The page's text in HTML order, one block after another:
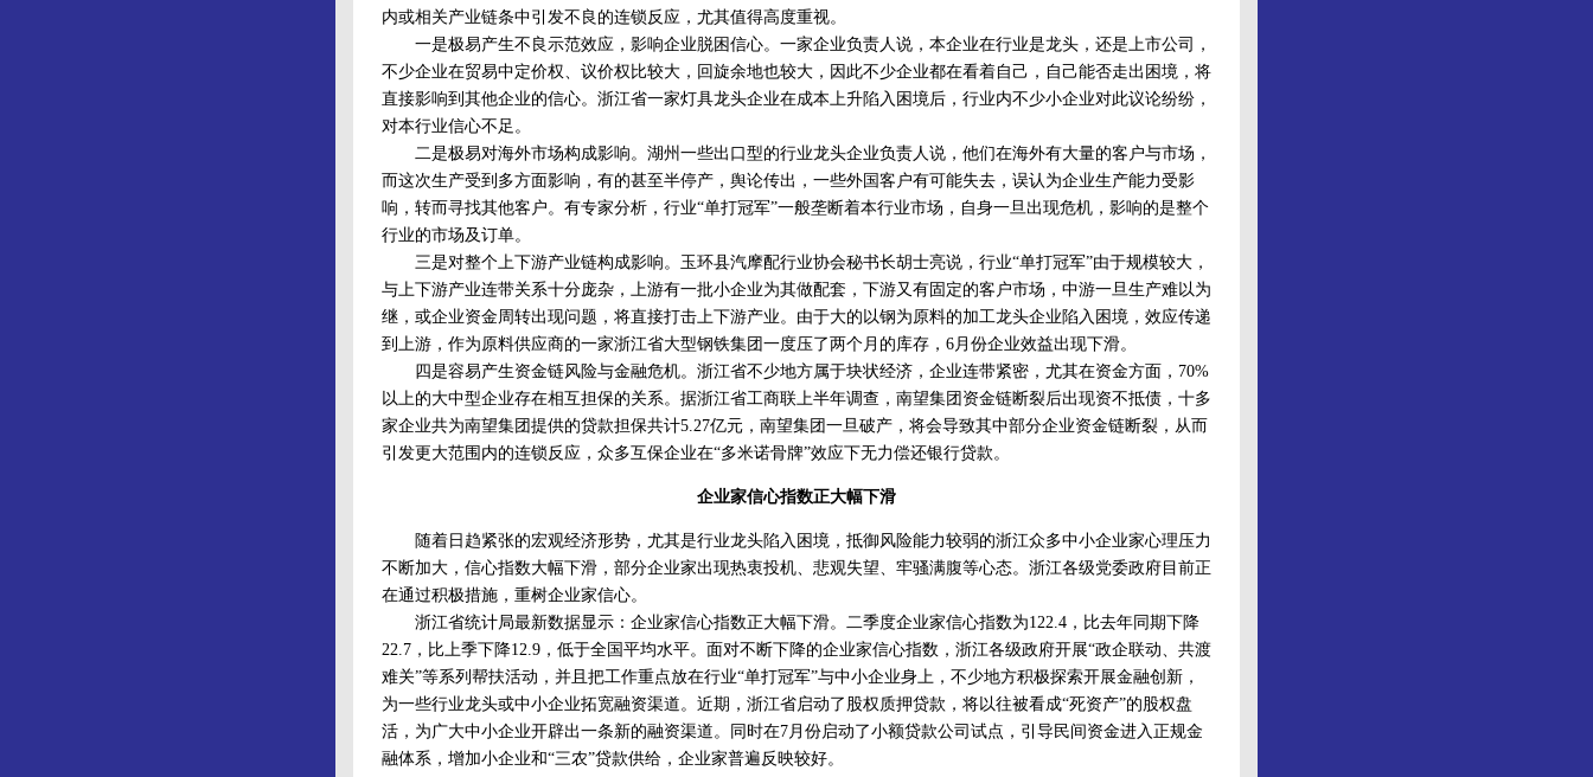
内或相关产业链条中引发不良的连锁反应，尤其值得高度重视。
一是极易产生不良示范效应，影响企业脱困信心。一家企业负责人说，本企业在行业是龙头，还是上市公司，
不少企业在贸易中定价权、议价权比较大，回旋余地也较大，因此不少企业都在看着自己，自己能否走出困境，将
直接影响到其他企业的信心。浙江省一家灯具龙头企业在成本上升陷入困境后，行业内不少小企业对此议论纷纷，
对本行业信心不足。
二是极易对海外市场构成影响。湖州一些出口型的行业龙头企业负责人说，他们在海外有大量的客户与市场，
而这次生产受到多方面影响，有的甚至半停产，舆论传出，一些外国客户有可能失去，误认为企业生产能力受影
响，转而寻找其他客户。有专家分析，行业“单打冠军”一般垄断着本行业市场，自身一旦出现危机，影响的是整个
行业的市场及订单。
三是对整个上下游产业链构成影响。玉环县汽摩配行业协会秘书长胡士亮说，行业“单打冠军”由于规模较大，
与上下游产业连带关系十分庞杂，上游有一批小企业为其做配套，下游又有固定的客户市场，中游一旦生产难以为
继，或企业资金周转出现问题，将直接打击上下游产业。由于大的以钢为原料的加工龙头企业陷入困境，效应传递
到上游，作为原料供应商的一家浙江省大型钢铁集团一度压了两个月的库存，6月份企业效益出现下滑。
四是容易产生资金链风险与金融危机。浙江省不少地方属于块状经济，企业连带紧密，尤其在资金方面，70%
以上的大中型企业存在相互担保的关系。据浙江省工商联上半年调查，南望集团资金链断裂后出现资不抵债，十多
家企业共为南望集团提供的贷款担保共计5.27亿元，南望集团一旦破产，将会导致其中部分企业资金链断裂，从而
引发更大范围内的连锁反应，众多互保企业在“多米诺骨牌”效应下无力偿还银行贷款。
企业家信心指数正大幅下滑
随着日趋紧张的宏观经济形势，尤其是行业龙头陷入困境，抵御风险能力较弱的浙江众多中小企业家心理压力
不断加大，信心指数大幅下滑，部分企业家出现热衷投机、悲观失望、牢骚满腹等心态。浙江各级党委政府目前正
在通过积极措施，重树企业家信心。
浙江省统计局最新数据显示：企业家信心指数正大幅下滑。二季度企业家信心指数为122.4，比去年同期下降
22.7，比上季下降12.9，低于全国平均水平。面对不断下降的企业家信心指数，浙江各级政府开展“政企联动、共渡
难关”等系列帮扶活动，并且把工作重点放在行业“单打冠军”与中小企业身上，不少地方积极探索开展金融创新，
为一些行业龙头或中小企业拓宽融资渠道。近期，浙江省启动了股权质押贷款，将以往被看成“死资产”的股权盘
活，为广大中小企业开辟出一条新的融资渠道。同时在7月份启动了小额贷款公司试点，引导民间资金进入正规金
融体系，增加小企业和“三农”贷款供给，企业家普遍反映较好。